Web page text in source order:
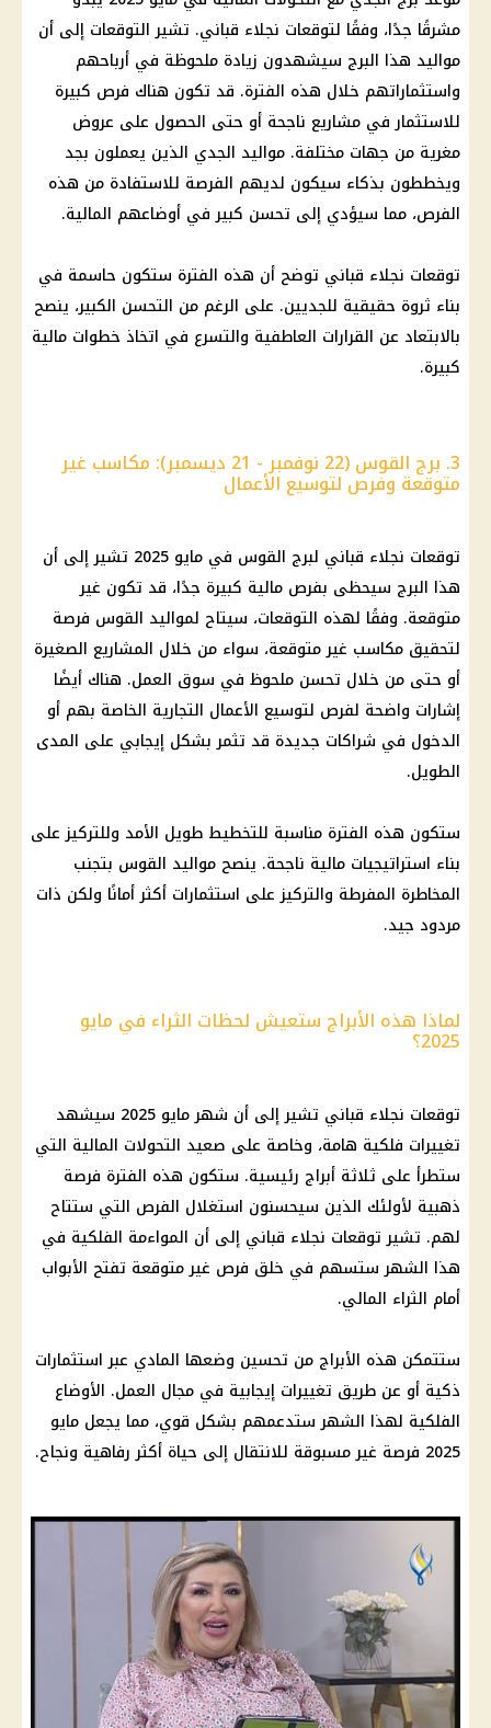
مشرقًا جدًا، وفقًا لتوقعات نجلاء قباني. تشير التوقعات إلى أن
مواليد هذا البرج سيشهدون زيادة ملحوظة في أرباحهم
واستثماراتهم خلال هذه الفترة. قد تكون هناك فرص كبيرة
للاستثمار في مشاريع ناجحة أو حتى الحصول على عروض
مغرية من جهات مختلفة. مواليد الجدي الذين يعملون بجد
ويخططون بذكاء سيكون لديهم الفرصة للاستفادة من هذه
الفرص، مما سيؤدي إلى تحسن كبير في أوضاعهم المالية.
توقعات نجلاء قباني توضح أن هذه الفترة ستكون حاسمة في
بناء ثروة حقيقية للجديين. على الرغم من التحسن الكبير، ينصح
بالابتعاد عن القرارات العاطفية والتسرع في اتخاذ خطوات مالية
كبيرة.
3. برج القوس (22 نوفمبر - 21 ديسمبر): مكاسب غير
متوقعة وفرص لتوسيع الأعمال
توقعات نجلاء قباني لبرج القوس في مايو 2025 تشير إلى أن
هذا البرج سيحظى بفرص مالية كبيرة جدًا، قد تكون غير
متوقعة. وفقًا لهذه التوقعات، سيتاح لمواليد القوس فرصة
لتحقيق مكاسب غير متوقعة، سواء من خلال المشاريع الصغيرة
أو حتى من خلال تحسن ملحوظ في سوق العمل. هناك أيضًا
إشارات واضحة لفرص لتوسيع الأعمال التجارية الخاصة بهم أو
الدخول في شراكات جديدة قد تثمر بشكل إيجابي على المدى
الطويل.
ستكون هذه الفترة مناسبة للتخطيط طويل الأمد وللتركيز على
بناء استراتيجيات مالية ناجحة. ينصح مواليد القوس بتجنب
المخاطرة المفرطة والتركيز على استثمارات أكثر أمانًا ولكن ذات
مردود جيد.
لماذا هذه الأبراج ستعيش لحظات الثراء في مايو
2025؟
توقعات نجلاء قباني تشير إلى أن شهر مايو 2025 سيشهد
تغييرات فلكية هامة، وخاصة على صعيد التحولات المالية التي
ستطرأ على ثلاثة أبراج رئيسية. ستكون هذه الفترة فرصة
ذهبية لأولئك الذين سيحسنون استغلال الفرص التي ستتاح
لهم. تشير توقعات نجلاء قباني إلى أن المواءمة الفلكية في
هذا الشهر ستسهم في خلق فرص غير متوقعة تفتح الأبواب
أمام الثراء المالي.
ستتمكن هذه الأبراج من تحسين وضعها المادي عبر استثمارات
ذكية أو عن طريق تغييرات إيجابية في مجال العمل. الأوضاع
الفلكية لهذا الشهر ستدعمهم بشكل قوي، مما يجعل مايو
2025 فرصة غير مسبوقة للانتقال إلى حياة أكثر رفاهية ونجاح.